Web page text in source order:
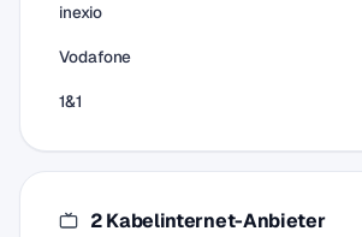
inexio
Vodafone
1&1
2 Kabelinternet-Anbieter